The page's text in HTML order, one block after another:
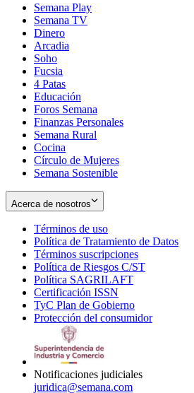
Semana Play
Semana TV
Dinero
Arcadia
Soho
in
new
window
Fucsia
in
new
window
4 Patas
Educación
Foros Semana
Finanzas Personales
Semana Rural
Cocina
Círculo de Mujeres
Semana Sostenible
Acerca de nosotros
Términos de uso
in
new
window
Política de Tratamiento de Datos
Términos suscripciones
in
Política de Riesgos C/ST
Política SAGRILAFT
new
window
Certificación ISSN
in
new
TyC Plan de Gobierno
in
Protección del consumidorOpens
Notificaciones judiciales
juridica@semana.com